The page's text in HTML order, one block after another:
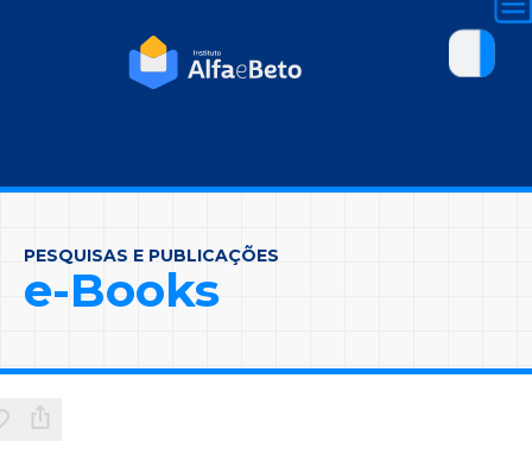
PESQUISAS E PUBLICAÇÕES
e-Books